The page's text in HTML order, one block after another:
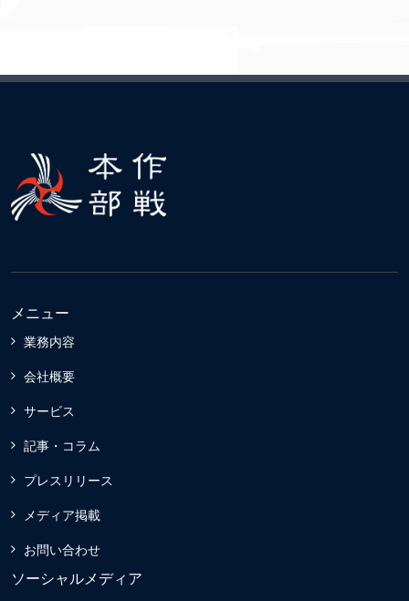
メニュー
業務内容
会社概要
サービス
記事・コラム
プレスリリース
メディア掲載
お問い合わせ
ソーシャルメディア